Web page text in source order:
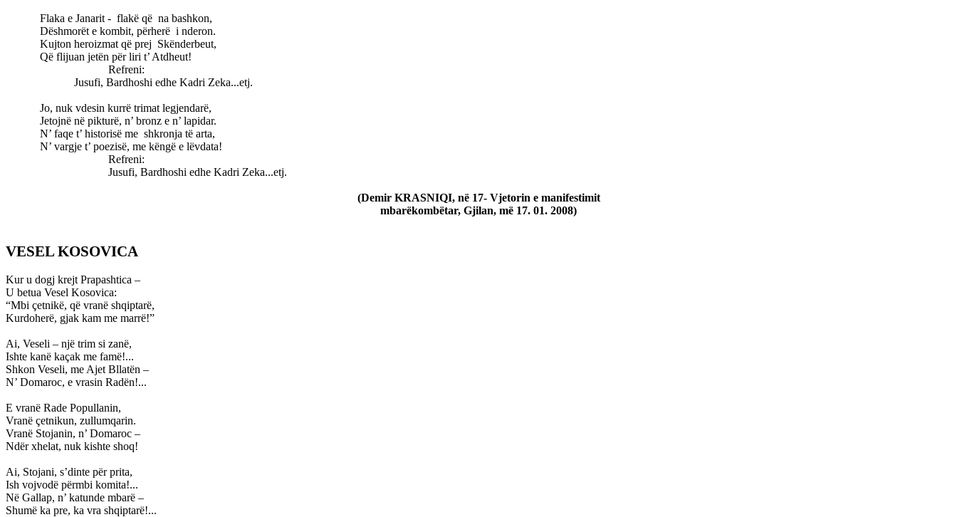
Flaka e Janarit - flakë që na bashkon,
Dëshmorët e kombit, përherë i nderon.
Kujton heroizmat që prej Skënderbeut,
Që flijuan jetën për liri t’ Atdheut!
Refreni:
Jusufi, Bardhoshi edhe Kadri Zeka...etj.
Jo, nuk vdesin kurrë trimat legjendarë,
Jetojnë në pikturë, n’ bronz e n’ lapidar.
N’ faqe t’ historisë me shkronja të arta,
N’ vargje t’ poezisë, me këngë e lëvdata!
Refreni:
Jusufi, Bardhoshi edhe Kadri Zeka...etj.
(Demir KRASNIQI, në 17- Vjetorin e manifestimit
mbarëkombëtar, Gjilan, më 17. 01. 2008)
VESEL KOSOVICA
Kur u dogj krejt Prapashtica –
U betua Vesel Kosovica:
“Mbi çetnikë, që vranë shqiptarë,
Kurdoherë, gjak kam me marrë!”
Ai, Veseli – një trim si zanë,
Ishte kanë kaçak me famë!...
Shkon Veseli, me Ajet Bllatën –
N’ Domaroc, e vrasin Radën!...
E vranë Rade Popullanin,
Vranë çetnikun, zullumqarin.
Vranë Stojanin, n’ Domaroc –
Ndër xhelat, nuk kishte shoq!
Ai, Stojani, s’dinte për prita,
Ish vojvodë përmbi komita!...
Në Gallap, n’ katunde mbarë –
Shumë ka pre, ka vra shqiptarë!...